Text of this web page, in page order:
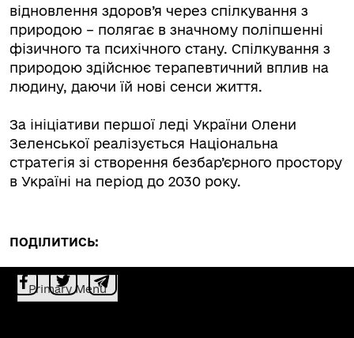
відновлення здоров’я через спілкування з
природою – полягає в значному поліпшенні
фізичного та психічного стану. Спілкування з
природою здійснює терапевтичний вплив на
людину, даючи їй нові сенси життя.
За ініціативи першої леді України Олени
Зеленської реалізується Національна
стратегія зі створення безбар’єрного простору
в Україні на період до 2030 року.
ПОДІЛИТИСЬ:
Primary Menu